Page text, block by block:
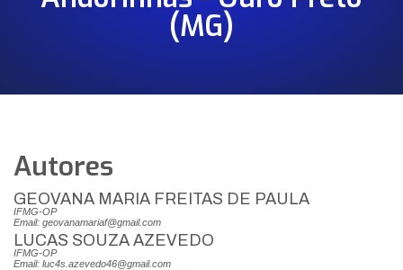
(MG)
Autores
GEOVANA MARIA FREITAS DE PAULA
IFMG-OP
Email: geovanamariaf@gmail.com
LUCAS SOUZA AZEVEDO
IFMG-OP
Email: luc4s.azevedo46@gmail.com